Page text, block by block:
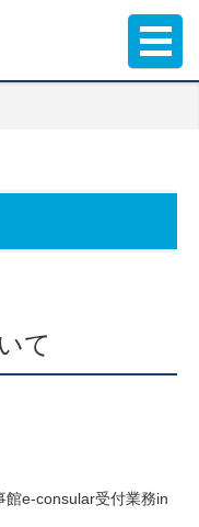
て
e-consular受付業務in